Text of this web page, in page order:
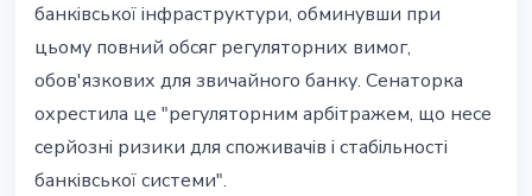
банківської інфраструктури, обминувши при
цьому повний обсяг регуляторних вимог,
обов'язкових для звичайного банку. Сенаторка
охрестила це "регуляторним арбітражем, що несе
серйозні ризики для споживачів і стабільності
банківської системи".